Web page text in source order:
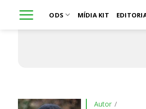
content
ODS MÍDIA KIT
Autor /